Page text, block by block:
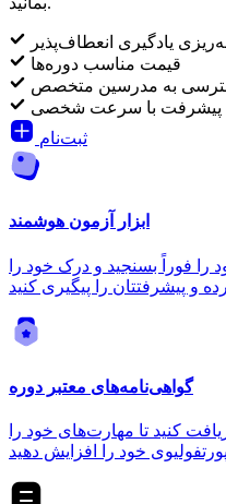
یادگیری انعطاف‌پذیر
قیمت مناسب دوره‌ها
به مدرسین متخصص
پیشرفت با سرعت شخصی
ثبت‌نام
ابزار آزمون هوشمند
را فوراً بسنجید و درک خود را
گواهی‌نامه‌های معتبر دوره
کنید تا مهارت‌های خود را